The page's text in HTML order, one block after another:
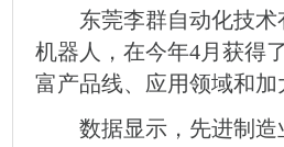
东莞李群自动化技术
机器人，在今年4月获得
富产品线、应用领域和
数据显示，先进制造